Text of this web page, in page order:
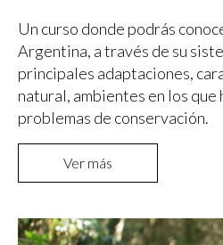
Un curso donde podrás
Argentina, a través de su
principales adaptaciones,
natural, ambientes en los que
problemas de conservación.
Ver más